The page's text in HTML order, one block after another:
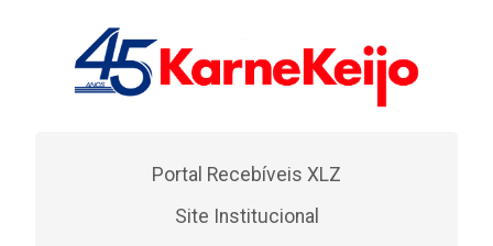
Portal Recebíveis XLZ
Site Institucional